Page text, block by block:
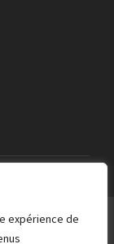
expérience de